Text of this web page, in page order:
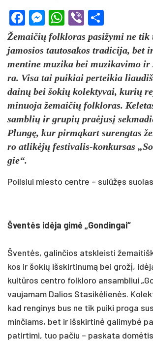
Facebook
Messenger
WhatsApp
Viber
Že­mai­čių folk­lo­ras pa­si­žy­mi ne
ja­mo­sios tau­to­sa­kos tra­di­ci­ja, bet
men­ti­ne mu­zi­ka bei mu­zi­ka­vi­mo
ra. Vi­sa tai pui­kiai per­tei­kia
dainų bei šo­kių ko­lek­ty­vai, ku­rių
mi­nuo­ja že­mai­čių folk­lo­ras.
samb­lių ir gru­pių pra­ėjusį
Plungę, kur pirmą­kart su­reng­tas
ro at­likėjų fes­ti­va­lis-kon­kur­sas
gie“.
Poilsiui miesto centre – sulūžęs suolas
Šventės idė­ja gimė „Gon­din­gai“
Šventės, ga­lin­čios at­skleis­ti
kos ir šo­kių išs­kir­ti­numą bei grožį,
kultū­ros cent­ro folk­lo­ro an­samb­liui
vau­ja­mam Da­lios Sta­sikė­lienės.
kad ren­gi­nys bus ne tik pui­ki pro­ga
min­čiams, bet ir išs­kir­tinė ga­li­mybė
pa­tir­ti­mi, tuo pa­čiu – pa­ska­ta